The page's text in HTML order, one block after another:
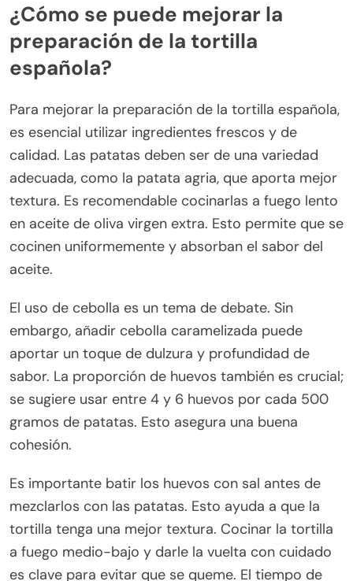
¿Cómo se puede mejorar la
preparación de la tortilla
española?
Para mejorar la preparación de la tortilla española,
es esencial utilizar ingredientes frescos y de
calidad. Las patatas deben ser de una variedad
adecuada, como la patata agria, que aporta mejor
textura. Es recomendable cocinarlas a fuego lento
en aceite de oliva virgen extra. Esto permite que se
cocinen uniformemente y absorban el sabor del
aceite.
El uso de cebolla es un tema de debate. Sin
embargo, añadir cebolla caramelizada puede
aportar un toque de dulzura y profundidad de
sabor. La proporción de huevos también es crucial;
se sugiere usar entre 4 y 6 huevos por cada 500
gramos de patatas. Esto asegura una buena
cohesión.
Es importante batir los huevos con sal antes de
mezclarlos con las patatas. Esto ayuda a que la
tortilla tenga una mejor textura. Cocinar la tortilla
a fuego medio-bajo y darle la vuelta con cuidado
es clave para evitar que se queme. El tiempo de